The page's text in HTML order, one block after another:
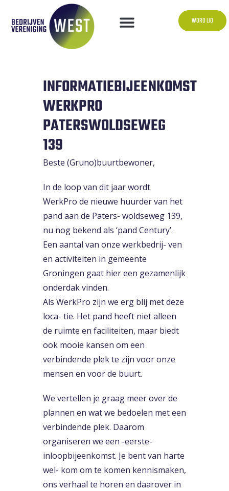
WORD LID
INFORMATIEBIJEENKOMST
WERKPRO
PATERSWOLDSEWEG
139
Beste (Gruno)buurtbewoner,
In de loop van dit jaar wordt
WerkPro de nieuwe huurder van het
pand aan de Paters- woldseweg 139,
nu nog bekend als ‘pand Century’.
Een aantal van onze werkbedrij- ven
en activiteiten in gemeente
Groningen gaat hier een gezamenlijk
onderdak vinden.
Als WerkPro zijn we erg blij met deze
loca- tie. Het pand heeft niet alleen
de ruimte en faciliteiten, maar biedt
ook mooie kansen om een
verbindende plek te zijn voor onze
mensen en voor de buurt.
We vertellen je graag meer over de
plannen en wat we bedoelen met een
verbindende plek. Daarom
organiseren we een -eerste-
inloopbijeenkomst. Je bent van harte
wel- kom om te komen kennismaken,
ons verhaal te horen en daarover in